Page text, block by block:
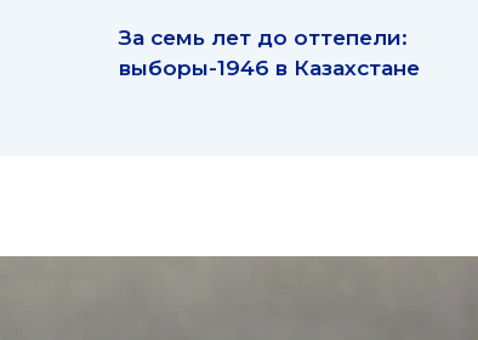
За семь лет до оттепели:
выборы-1946 в Казахстане